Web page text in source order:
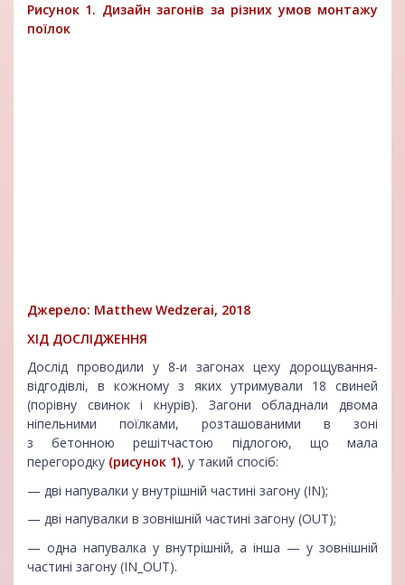
Рисунок 1. Дизайн загонів за різних умов монтажу
поїлок
Джерело: Matthew Wedzerai, 2018
ХІД ДОСЛІДЖЕННЯ
Дослід проводили у 8-и загонах цеху дорощування-
відгодівлі, в кожному з яких утримували 18 свиней
(порівну свинок і кнурів). Загони обладнали двома
ніпельними поїлками, розташованими в зоні
з бетонною решітчастою підлогою, що мала
перегородку (рисунок 1), у такий спосіб:
— дві напувалки у внутрішній частині загону (IN);
— дві напувалки в зовнішній частині загону (OUT);
— одна напувалка у внутрішній, а інша — у зовнішній
частині загону (IN_OUT).